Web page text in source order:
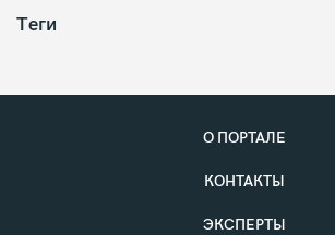
Теги
О ПОРТАЛЕ
КОНТАКТЫ
ЭКСПЕРТЫ